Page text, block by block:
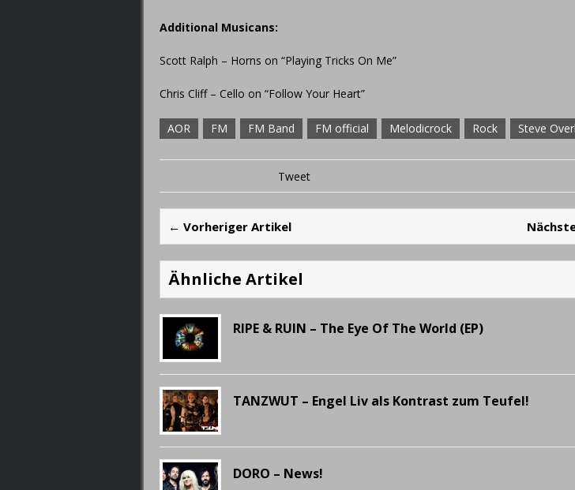
Additional Musicans:
Scott Ralph – Horns on “Playing Tricks On Me”
Chris Cliff – Cello on “Follow Your Heart”
AOR FM FM Band FM official Melodicrock Rock Steve
Tweet
← Vorheriger Artikel
Ähnliche Artikel
RIPE & RUIN – The Eye Of The World (EP)
TANZWUT – Engel Liv als Kontrast zum Teufel!
DORO – News!